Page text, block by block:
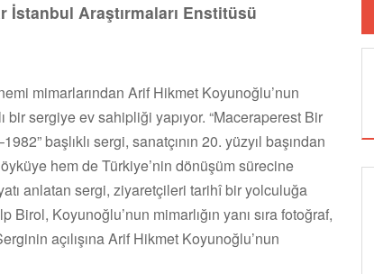
İstanbul Araştırmaları Enstitüsü
mimarlarından Arif Hikmet Koyunoğlu’nun
bir sergiye ev sahipliği yapıyor. “Maceraperest Bir
başlıklı sergi, sanatçının 20. yüzyıl başından
hem de Türkiye’nin dönüşüm sürecine
anlatan sergi, ziyaretçileri tarihî bir yolculuğa
Birol, Koyunoğlu’nun mimarlığın yanı sıra fotoğraf,
açılışına Arif Hikmet Koyunoğlu’nun